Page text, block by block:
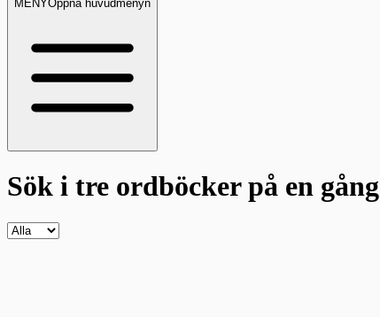
MENYÖppna huvudmenyn
Sök i tre ordböckerpå en gång